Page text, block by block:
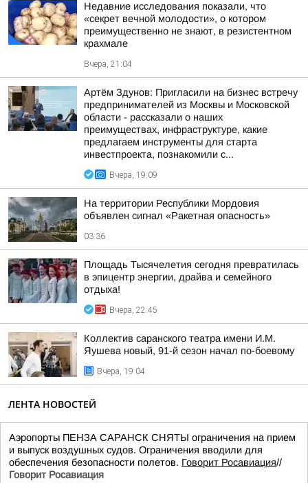
Недавние исследования показали, что
«секрет вечной молодости», о котором
преимущественно не знают, в резистентном
крахмале
Вчера, 21:04
Артём Здунов: Пригласили на бизнес встречу
предпринимателей из Москвы и Московской
области - рассказали о наших
преимуществах, инфраструктуре, какие
предлагаем инструменты для старта
инвестпроекта, познакомили с...
Вчера, 19:09
На территории Республики Мордовия
объявлен сигнал «Ракетная опасность»
03:36
Площадь Тысячелетия сегодня превратилась
в эпицентр энергии, драйва и семейного
отдыха!
Вчера, 22:45
Коллектив саранского театра имени И.М.
Яушева новый, 91-й сезон начал по-боевому
Вчера, 19:04
ЛЕНТА НОВОСТЕЙ
Аэропорты ПЕНЗА САРАНСК СНЯТЫ ограничения на прием
и выпуск воздушных судов. Ограничения вводили для
обеспечения безопасности полетов. Говорит Росавиация//
Говорит Росавиация